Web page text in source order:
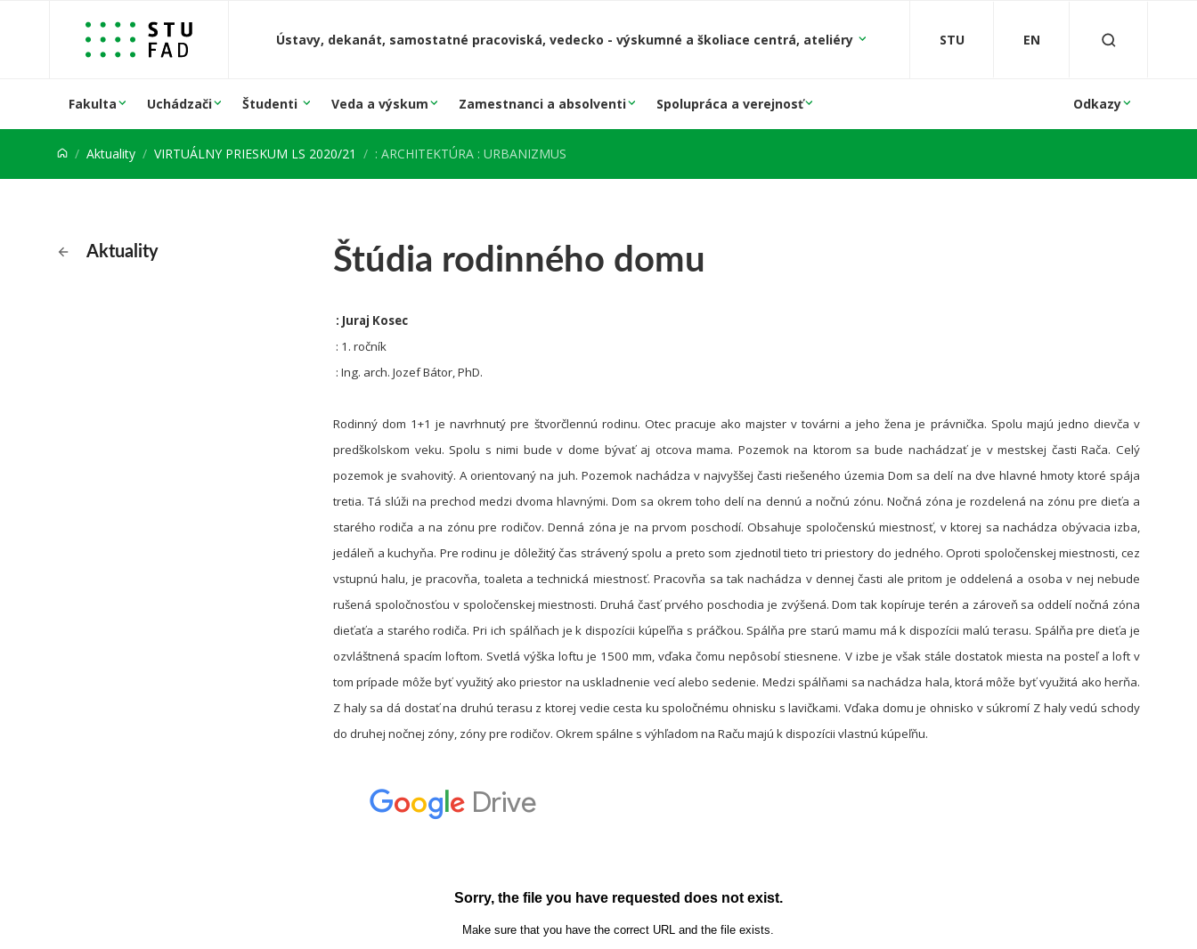
Prejsť na obsah
Ústavy, dekanát, samostatné pracoviská, vedecko - výskumné a školiace centrá, ateliéry STU EN
Fakulta Uchádzači Študenti Veda a výskum Zamestnanci a absolventi Spolupráca a verejnosť Odkazy
Aktuality VIRTUÁLNY PRIESKUM LS 2020/21 : ARCHITEKTÚRA : URBANIZMUS
Aktuality Štúdia rodinného domu
: Juraj Kosec
: 1. ročník
: Ing. arch. Jozef Bátor, PhD.
Rodinný dom 1+1 je navrhnutý pre štvorčlennú rodinu. Otec pracuje ako majster v továrni a jeho žena je právnička. Spolu majú jedno dievča v
predškolskom veku. Spolu s nimi bude v dome bývať aj otcova mama. Pozemok na ktorom sa bude nachádzať je v mestskej časti Rača. Celý
pozemok je svahovitý. A orientovaný na juh. Pozemok nachádza v najvyššej časti riešeného územia Dom sa delí na dve hlavné hmoty ktoré spája
tretia. Tá slúži na prechod medzi dvoma hlavnými. Dom sa okrem toho delí na dennú a nočnú zónu. Nočná zóna je rozdelená na zónu pre dieťa a
starého rodiča a na zónu pre rodičov. Denná zóna je na prvom poschodí. Obsahuje spoločenskú miestnosť, v ktorej sa nachádza obývacia izba,
jedáleň a kuchyňa. Pre rodinu je dôležitý čas strávený spolu a preto som zjednotil tieto tri priestory do jedného. Oproti spoločenskej miestnosti, cez
vstupnú halu, je pracovňa, toaleta a technická miestnosť. Pracovňa sa tak nachádza v dennej časti ale pritom je oddelená a osoba v nej nebude
rušená spoločnosťou v spoločenskej miestnosti. Druhá časť prvého poschodia je zvýšená. Dom tak kopíruje terén a zároveň sa oddelí nočná zóna
dieťaťa a starého rodiča. Pri ich spálňach je k dispozícii kúpeľňa s práčkou. Spálňa pre starú mamu má k dispozícii malú terasu. Spálňa pre dieťa je
ozvláštnená spacím loftom. Svetlá výška loftu je 1500 mm, vďaka čomu nepôsobí stiesnene. V izbe je však stále dostatok miesta na posteľ a loft v
tom prípade môže byť využitý ako priestor na uskladnenie vecí alebo sedenie. Medzi spálňami sa nachádza hala, ktorá môže byť využitá ako herňa.
Z haly sa dá dostať na druhú terasu z ktorej vedie cesta ku spoločnému ohnisku s lavičkami. Vďaka domu je ohnisko v súkromí Z haly vedú schody
do druhej nočnej zóny, zóny pre rodičov. Okrem spálne s výhľadom na Raču majú k dispozícii vlastnú kúpeľňu.